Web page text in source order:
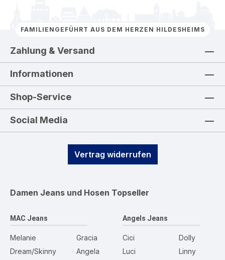
FAMILIENGEFÜHRT AUS DEM HERZEN HILDESHEIMS
Zahlung & Versand
Informationen
Shop-Service
Social Media
Vertrag widerrufen
Damen Jeans und Hosen Topseller
MAC Jeans
Melanie
Dream/Skinny
Gracia
Angela
Angels Jeans
Cici
Luci
Dolly
Linny